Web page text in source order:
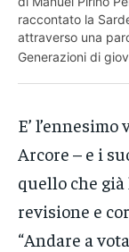
raccontato la
attraverso una
Generazioni di
E’
Arcore – e i
quello che già
revisione e
“Andare a